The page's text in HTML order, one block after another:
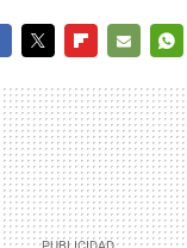
MAIL